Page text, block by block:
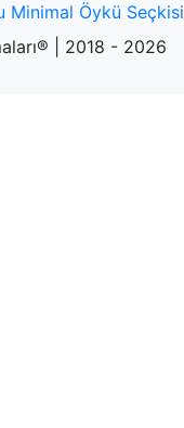
Minimal Öykü Seçkisi
| 2018 - 2026